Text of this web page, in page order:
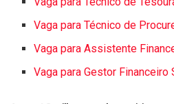
Vaga para Técnico de
Vaga para Assistente
Vaga para Gestor Financeiro